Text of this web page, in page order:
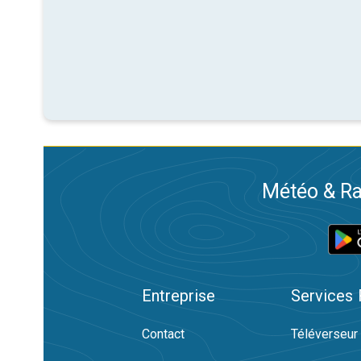
Météo &
Entreprise
Contact
Services
Téléverseur